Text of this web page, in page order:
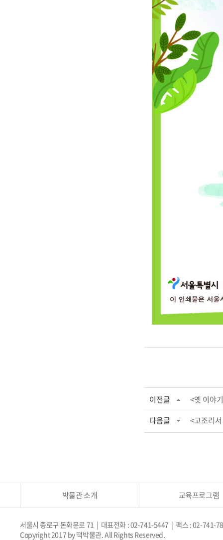
이전글
<옛 이야
다음글
<고조리
박물관 소개 교육프로그램
서울시 종로구 돈화문로 71 | 대표전화 : 02-741-5447 | 팩스 : 02-741-
Copyright 2017 by 떡박물관. All Rights Reserved.